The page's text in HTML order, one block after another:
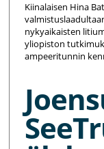
Kiinalaisen Hina
nykyaikaisten
yliopiston
ampeeritunnin